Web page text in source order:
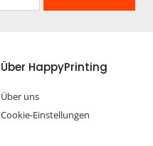
Über HappyPrinting
Über uns
Cookie-Einstellungen